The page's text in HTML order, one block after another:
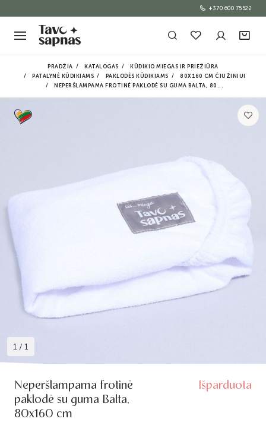
+370 600 75522
PRADŽIA KATALOGAS
KŪDIKIO MIEGAS IR PRIEŽIŪRA
PATALYNĖ KŪDIKIAMS
PAKLODĖS KŪDIKIAMS
80X160 CM ČIUŽINIUI
NEPERŠLAMPAMA FROTINĖ PAKLODĖ SU GUMA BALTA, 80...
1 / 1
Neperšlampama frotinė
paklodė su guma Balta,
80x160 cm
Išparduota